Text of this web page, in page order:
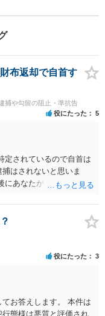
布返却で自首す
捕や勾留の阻止・準抗告
役にたった 5
定されているので自首は
はされないと思いま
にあなたがトイレに入
役にたった 3
お答えします。 本件は
態様は悪質と評価され